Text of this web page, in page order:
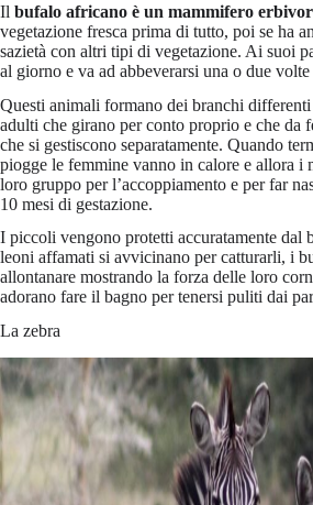
Il bufalo africano è un mammifero
vegetazione fresca prima di tutto, poi se ha
sazietà con altri tipi di vegetazione. Ai suoi
al giorno e va ad abbeverarsi una o due
Questi animali formano dei branchi
adulti che girano per conto proprio e che da
che si gestiscono separatamente. Quando
piogge le femmine vanno in calore e allora i
loro gruppo per l’accoppiamento e per far
10 mesi di gestazione.
I piccoli vengono protetti accuratamente dal
leoni affamati si avvicinano per catturarli, i
allontanare mostrando la forza delle loro
adorano fare il bagno per tenersi puliti dai
La zebra